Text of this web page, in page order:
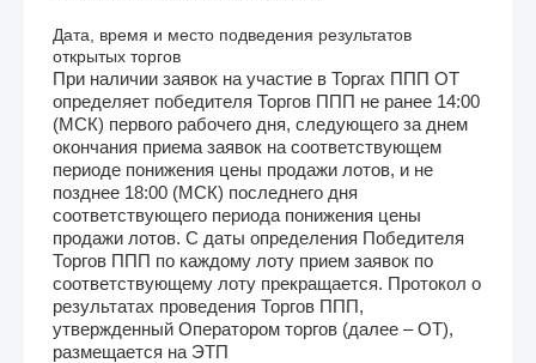
Дата, время и место подведения результатов
открытых торгов
При наличии заявок на участие в Торгах ППП ОТ
определяет победителя Торгов ППП не ранее 14:00
(МСК) первого рабочего дня, следующего за днем
окончания приема заявок на соответствующем
периоде понижения цены продажи лотов, и не
позднее 18:00 (МСК) последнего дня
соответствующего периода понижения цены
продажи лотов. С даты определения Победителя
Торгов ППП по каждому лоту прием заявок по
соответствующему лоту прекращается. Протокол о
результатах проведения Торгов ППП,
утвержденный Оператором торгов (далее – ОТ),
размещается на ЭТП